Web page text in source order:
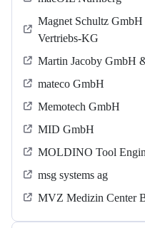
Magnet Schultz
Vertriebs-KG
Martin Jacoby GmbH
mateco GmbH
Memotech GmbH
MID GmbH
MOLDINO Tool
msg systems ag
MVZ Medizin Center